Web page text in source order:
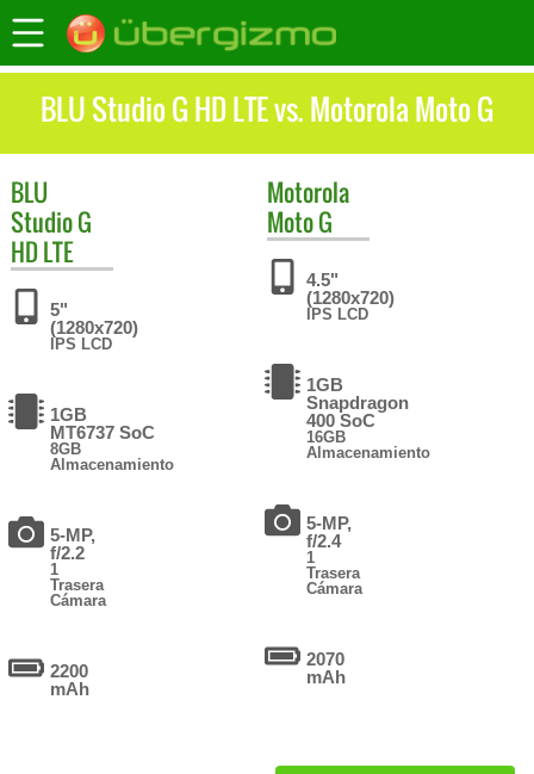
BLU Studio G HD LTE vs. Motorola Moto G
BLU
Studio G
HD LTE
5"
(1280x720)
IPS LCD
1GB
MT6737 SoC
8GB
Almacenamiento
5-MP,
f/2.2
1
Trasera
Cámara
2200
mAh
Motorola
Moto G
4.5"
(1280x720)
IPS LCD
1GB
Snapdragon
400 SoC
16GB
Almacenamiento
5-MP,
f/2.4
1
Trasera
Cámara
2070
mAh